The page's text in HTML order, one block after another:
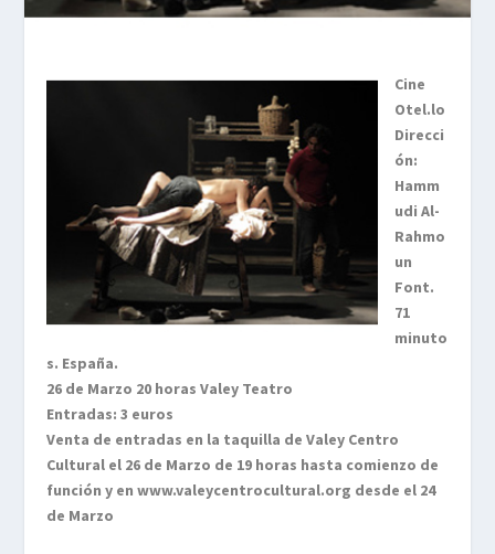
Cine
Otel.lo
Direcci
ón:
Hamm
udi Al-
Rahmo
un
Font.
71
minuto
s. España.
26 de Marzo 20 horas Valey Teatro
Entradas: 3 euros
Venta de entradas en la taquilla de Valey Centro
Cultural el 26 de Marzo de 19 horas hasta comienzo de
función y en www.valeycentrocultural.org desde el 24
de Marzo